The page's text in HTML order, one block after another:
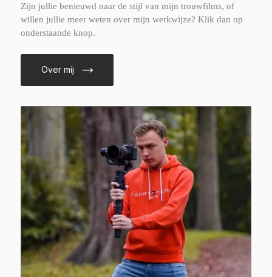
Zijn jullie benieuwd naar de stijl van mijn trouwfilms, of
willen jullie meer weten over mijn werkwijze? Klik dan op
onderstaande knop.
Over mij